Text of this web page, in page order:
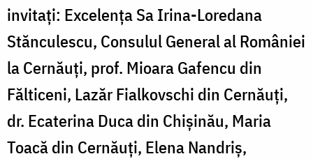
invitați: Excelența Sa Irina-Loredana
Stănculescu, Consulul General al României
la Cernăuți, prof. Mioara Gafencu din
Fălticeni, Lazăr Fialkovschi din Cernăuți,
dr. Ecaterina Duca din Chișinău, Maria
Toacă din Cernăuți, Elena Nandriș,